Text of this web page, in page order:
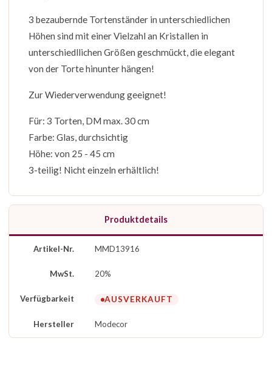
3 bezaubernde Tortenständer in unterschiedlichen
Höhen sind mit einer Vielzahl an Kristallen in
unterschiedllichen Größen geschmückt, die elegant
von der Torte hinunter hängen!
Zur Wiederverwendung geeignet!
Für: 3 Torten, DM max. 30 cm
Farbe: Glas, durchsichtig
Höhe: von 25 - 45 cm
3-teilig! Nicht einzeln erhältlich!
Produktdetails
Artikel-Nr. MMD13916
MwSt. 20%
Verfügbarkeit AUSVERKAUFT
Hersteller Modecor